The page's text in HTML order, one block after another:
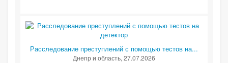
Расследование преступлений с помощью тестов на...
Днепр и область, 27.07.2026